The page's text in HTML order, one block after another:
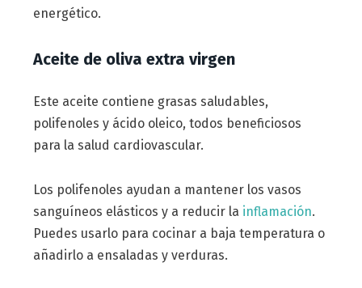
energético.
Aceite de oliva extra virgen
Este aceite contiene grasas saludables,
polifenoles y ácido oleico, todos beneficiosos
para la salud cardiovascular.
Los polifenoles ayudan a mantener los vasos
sanguíneos elásticos y a reducir la inflamación.
Puedes usarlo para cocinar a baja temperatura o
añadirlo a ensaladas y verduras.